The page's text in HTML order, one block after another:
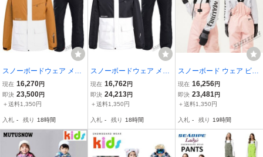
スノーボードウェア メン
ズ レディース スキーウェ
ア ジャケット 防寒 アウ
トドア防水 スノボウェア
ボ
現在 16,270円
即決 23,500円
＋送料1,350円
入札 - 残り 18時間
スノーボードウェア メン
ズ レディース スキーウェ
ア ジャケット 防寒 アウ
トドア防水 スノボウェア
ボ
現在 16,762円
即決 24,213円
＋送料1,350円
入札 - 残り 18時間
スノーボード ウェア ビブ
パンツ つなぎ レディース
スノーウェア スキーウェ
ア スノボ つなぎ ストレ
現在 16,256円
即決 23,481円
＋送料1,350円
入札 - 残り 19時間